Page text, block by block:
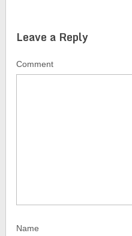
Leave a Reply
Comment
Name